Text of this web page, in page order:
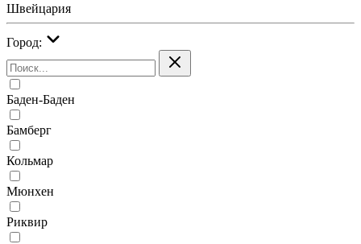
Швейцария
Город:
Баден-Баден
Бамберг
Кольмар
Мюнхен
Риквир